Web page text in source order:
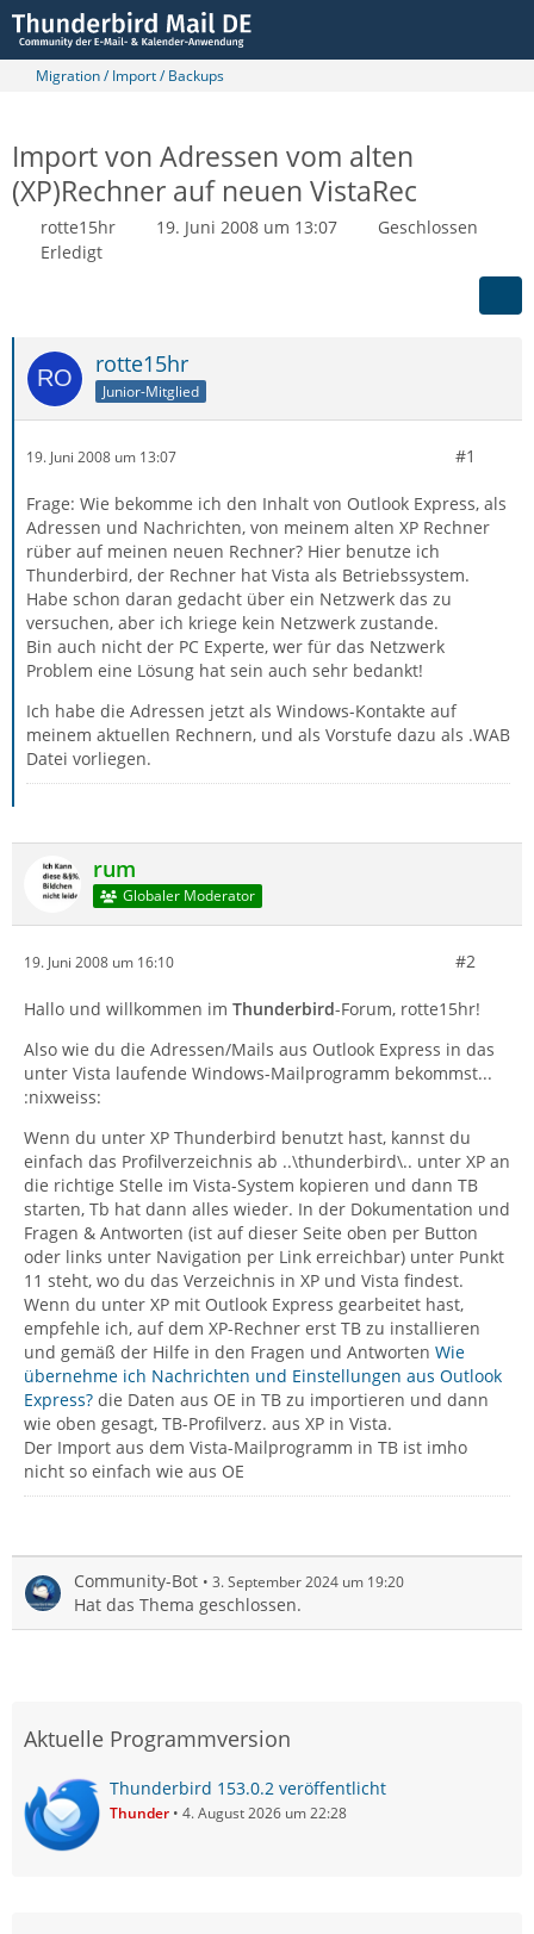
Migration / Import / Backups
Import von Adressen vom alten
(XP)Rechner auf neuen VistaRec
rotte15hr 19. Juni 2008 um 13:07
Geschlossen
Erledigt
rotte15hr
Junior-Mitglied
19. Juni 2008 um 13:07 #1
Frage: Wie bekomme ich den Inhalt von Outlook Express, als
Adressen und Nachrichten, von meinem alten XP Rechner
rüber auf meinen neuen Rechner? Hier benutze ich
Thunderbird, der Rechner hat Vista als Betriebssystem.
Habe schon daran gedacht über ein Netzwerk das zu
versuchen, aber ich kriege kein Netzwerk zustande.
Bin auch nicht der PC Experte, wer für das Netzwerk
Problem eine Lösung hat sein auch sehr bedankt!
Ich habe die Adressen jetzt als Windows-Kontakte auf
meinem aktuellen Rechnern, und als Vorstufe dazu als .WAB
Datei vorliegen.
rum
Globaler Moderator
19. Juni 2008 um 16:10 #2
Hallo und willkommen im Thunderbird-Forum, rotte15hr!
Also wie du die Adressen/Mails aus Outlook Express in das
unter Vista laufende Windows-Mailprogramm bekommst...
:nixweiss:
Wenn du unter XP Thunderbird benutzt hast, kannst du
einfach das Profilverzeichnis ab ..\thunderbird\.. unter XP an
die richtige Stelle im Vista-System kopieren und dann TB
starten, Tb hat dann alles wieder. In der Dokumentation und
Fragen & Antworten (ist auf dieser Seite oben per Button
oder links unter Navigation per Link erreichbar) unter Punkt
11 steht, wo du das Verzeichnis in XP und Vista findest.
Wenn du unter XP mit Outlook Express gearbeitet hast,
empfehle ich, auf dem XP-Rechner erst TB zu installieren
und gemäß der Hilfe in den Fragen und Antworten Wie
übernehme ich Nachrichten und Einstellungen aus Outlook
Express? die Daten aus OE in TB zu importieren und dann
wie oben gesagt, TB-Profilverz. aus XP in Vista.
Der Import aus dem Vista-Mailprogramm in TB ist imho
nicht so einfach wie aus OE
Community-Bot 3. September 2024 um 19:20
Hat das Thema geschlossen.
Aktuelle Programmversion
Thunderbird 153.0.2 veröffentlicht
Thunder 4. August 2026 um 22:28